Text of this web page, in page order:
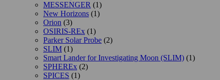
MESSENGER (1)
New Horizons (1)
Orion (3)
OSIRIS-REx (1)
Parker Solar Probe (2)
SLIM (1)
Smart Lander for Investigating Moon (SLIM) (1)
SPHEREx (2)
SPICES (1)